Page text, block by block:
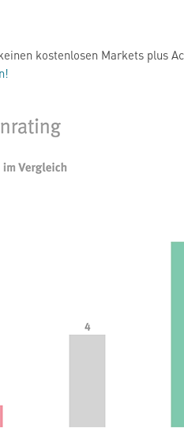
kostenlosen Markets plus